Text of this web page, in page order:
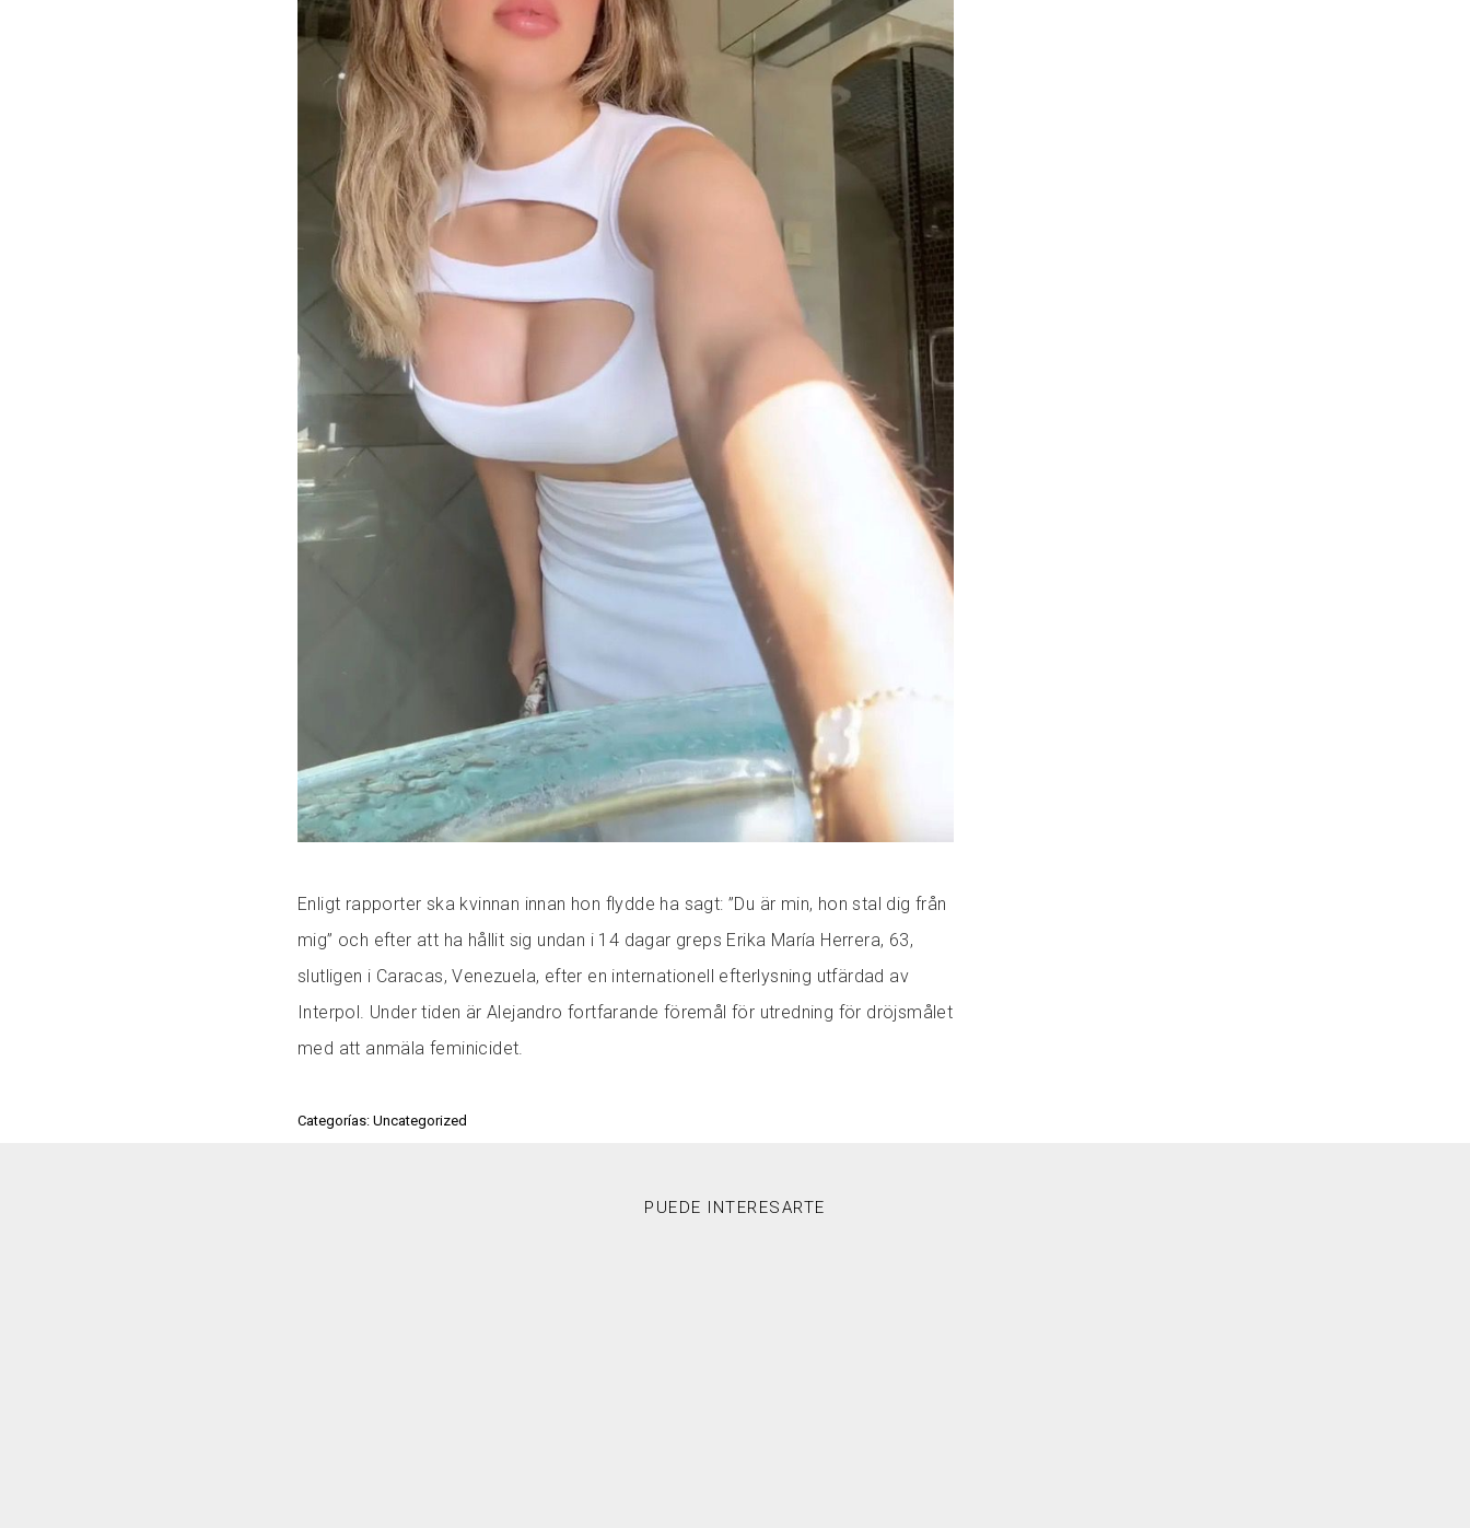
Enligt rapporter ska kvinnan innan hon flydde ha sagt: ”Du är min, hon stal dig från
mig” och efter att ha hållit sig undan i 14 dagar greps Erika María Herrera, 63,
slutligen i Caracas, Venezuela, efter en internationell efterlysning utfärdad av
Interpol. Under tiden är Alejandro fortfarande föremål för utredning för dröjsmålet
med att anmäla feminicidet.
Categorías: Uncategorized
PUEDE INTERESARTE